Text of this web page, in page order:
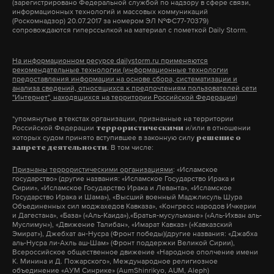
Фото: Global Look Press / Булкин Сергей
Напомним, что в декабре 2023 года Джо Байден
заявил, что Россия и сама может быть
заинтересована в возможной войне с НАТО. На что
Владимир Путин сказал, что это чушь.
«Я думаю, что и президент Байден это понимает, —
заявил он, — это просто фигура речи, для того
чтобы обосновать свою ошибочную политику на
российском направлении».
#запад #ядерное оружие # сво #нато
# селим бенсаад #бункер #украина
специальной военной операции. Он считает, что
«враги никуда не денутся — они будут плести
человечества». Священник говорит, что
бес полностью подавляет волю людей и в
результате «человек делает то, чего не хочет:
разрушать».
зло. Они духи и хотят получить себе какое-то тело.
Это тело им уже подготовлено — и искусственный
интеллект, и андроиды, в которых будет
действовать этот интеллект», — полагает
рязанский епископ. Он утверждает, что «уже
вовсю идут эксперименты» и «мы с вами увидим
то 100% приложил бы все усилия к отмене этого
мероприятия».
Что известно о самих артистах? Да практически
ничего. А в Сети находятся лишь анонсы.
Подпишитесь на Daily Storm вMAX. Он
работает там, где тормозит интернет.
А еще мы есть вTelegram
Макс Telegram
Дзен VK
(зарегистрировано Федеральной службой по надзору в сфере связи,
информационных технологий и массовых коммуникаций
(Роскомнадзор) 20.07.2017 за номером ЭЛ №ФС77-70379)
сопровождаются гиперссылкой на материал с пометкой Daily Storm.
На информационном ресурсе dailystorm.ru применяются
рекомендательные технологии (информационные технологии
предоставления информации на основе сбора, систематизации и
анализа сведений, относящихся к предпочтениям пользователей сети
"Интернет", находящихся на территории Российской Федерации)
*упомянутые в текстах организации, признанные на территории
Российской Федерации террористическими и/или в отношении
которых судом принято вступившее в законную силу решение о
запрете деятельности. В том числе:
Признаны террористическими организациями: «Исламское
государство» (другие названия: «Исламское Государство Ирака и
Сирии», «Исламское Государство Ирака и Леванта», «Исламское
Государство Ирака и Шама»), «Высший военный Маджлисуль Шура
Объединенных сил моджахедов Кавказа», «Конгресс народов Ичкерии
и Дагестана», «База» («Аль-Каида»),«Братья-мусульмане» («Аль-Ихван аль-
Муслимун»), «Движение Талибан», «Имарат Кавказ» («Кавказский
Эмират»), Джебхат ан-Нусра (Фронт победы)(другие названия: «Джабха
аль-Нусра ли-Ахль аш-Шам» (Фронт поддержки Великой Сирии),
Всероссийское общественное движение «Народное ополчение имени
К. Минина и Д. Пожарского», Международное религиозное
объединение «АУМ Синрике» (AumShinrikyo, AUM, Aleph)